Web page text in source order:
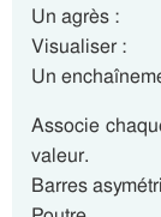
Un agrès :
Visualiser :
Un
Associe
valeur.
Barres